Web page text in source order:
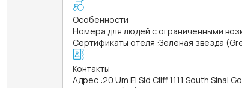
Особенности
Номера для людей с ограниченными
Сертификаты отеля :Зеленая звезда
Контакты
Адрес :20 Um El Sid Cliff 1111 South Sinai